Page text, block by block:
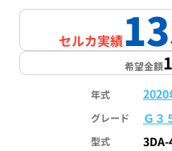
セルカ実績
希望金額
年式 2020
グレード
Ｇ３
型式